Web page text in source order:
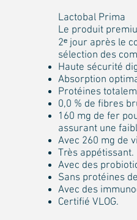
Lactobal Prima
Le produit
2ᵉ jour après le
sélection des
Haute sécurité
Absorption
Protéines
0,0 % de fibres
160 mg de fer
assurant une
Avec 260 mg de
Très appétissant.
Avec des
Sans protéines
Avec des
Certifié VLOG.